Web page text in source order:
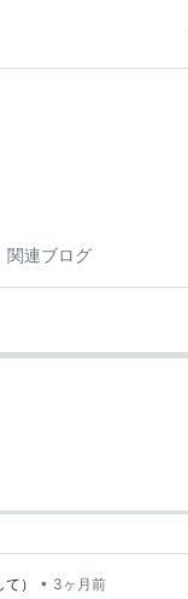
関連ブログ
） • 3ヶ月前